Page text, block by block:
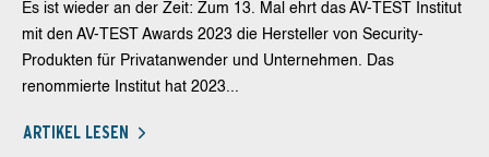
Es ist wieder an der Zeit: Zum 13. Mal ehrt das AV-TEST Institut
mit den AV-TEST Awards 2023 die Hersteller von Security-
Produkten für Privatanwender und Unternehmen. Das
renommierte Institut hat 2023...
ARTIKEL LESEN